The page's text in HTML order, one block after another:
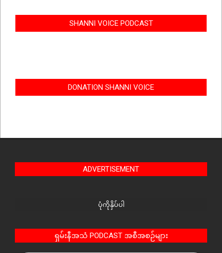
SHANNI VOICE PODCAST
DONATION SHANNI VOICE
ADVERTISEMENT
ပုံကိုနှိပ်ပါ
ရှမ်းနီအသံ PODCAST အစီအစဉ်များ